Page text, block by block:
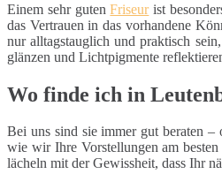
Einem sehr gutenFriseurist
das Vertrauen in das vorhandene
nur alltagstauglich und praktisch
glänzen und Lichtpigmente
Wo finde ich in
Bei uns sind sie immer gut beraten
wie wir Ihre Vorstellungen am
lächeln mit der Gewissheit, dass Ihr